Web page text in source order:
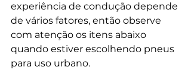
experiência de condução depende
de vários fatores, então observe
com atenção os itens abaixo
quando estiver escolhendo pneus
para uso urbano.